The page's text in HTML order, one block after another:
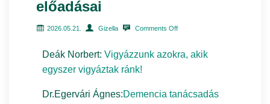
előadásai
2026.05.21. Gizella Comments Off
Deák Norbert: Vigyázzunk azokra, akik
egyszer vigyáztak ránk!
Dr.Egervári Ágnes:Demencia tanácsadás